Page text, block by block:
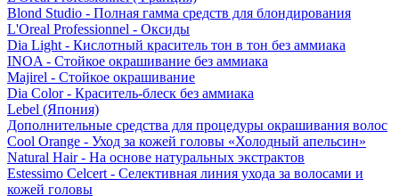
Blond Studio - Полная гамма средств для блондирования
L'Oreal Professionnel - Оксиды
Dia Light - Кислотный краситель тон в тон без аммиака
INOA - Стойкое окрашивание без аммиака
Majirel - Стойкое окрашивание
Dia Color - Краситель-блеск без аммиака
Lebel (Япония)
Дополнительные средства для процедуры окрашивания волос
Cool Orange - Уход за кожей головы «Холодный апельсин»
Natural Hair - На основе натуральных экстрактов
Estessimo Celcert - Селективная линия ухода за волосами и
кожей головы